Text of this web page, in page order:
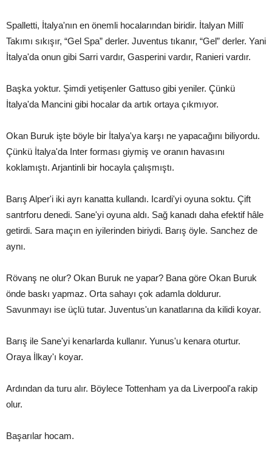
Spalletti, İtalya'nın en önemli hocalarından biridir. İtalyan Millî
Takımı sıkışır, “Gel Spa” derler. Juventus tıkanır, “Gel” derler. Yani
İtalya'da onun gibi Sarri vardır, Gasperini vardır, Ranieri vardır.
Başka yoktur. Şimdi yetişenler Gattuso gibi yeniler. Çünkü
İtalya'da Mancini gibi hocalar da artık ortaya çıkmıyor.
Okan Buruk işte böyle bir İtalya'ya karşı ne yapacağını biliyordu.
Çünkü İtalya'da Inter forması giymiş ve oranın havasını
koklamıştı. Arjantinli bir hocayla çalışmıştı.
Barış Alper'i iki ayrı kanatta kullandı. Icardi'yi oyuna soktu. Çift
santrforu denedi. Sane'yi oyuna aldı. Sağ kanadı daha efektif hâle
getirdi. Sara maçın en iyilerinden biriydi. Barış öyle. Sanchez de
aynı.
Rövanş ne olur? Okan Buruk ne yapar? Bana göre Okan Buruk
önde baskı yapmaz. Orta sahayı çok adamla doldurur.
Savunmayı ise üçlü tutar. Juventus'un kanatlarına da kilidi koyar.
Barış ile Sane'yi kenarlarda kullanır. Yunus'u kenara oturtur.
Oraya İlkay'ı koyar.
Ardından da turu alır. Böylece Tottenham ya da Liverpool'a rakip
olur.
Başarılar hocam.